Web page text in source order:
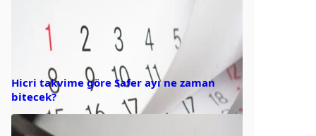
Hicri takvime göre Safer ayı ne zaman
bitecek?